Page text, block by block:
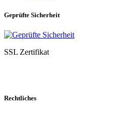
Geprüfte Sicherheit
SSL Zertifikat
Rechtliches